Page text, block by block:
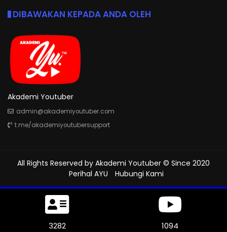
DIBAWAKAN KEPADA ANDA OLEH
Akademi Youtuber
admin@akademiyoutuber.com
t.me/akademiyoutubersupport
All Rights Reserved by Akademi Youtuber © Since 2020
Perihal AYU
Hubungi Kami
3630 1210